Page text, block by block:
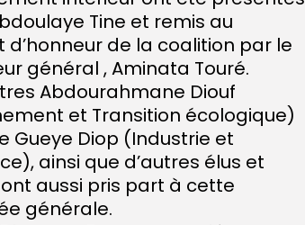
Tine et remis au
d’honneur de la coalition par le
général , Aminata Touré.
Abdourahmane Diouf
et Transition écologique)
Gueye Diop (Industrie et
ainsi que d’autres élus et
aussi pris part à cette
générale.